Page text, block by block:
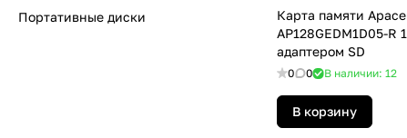
Карта памяти
AP128GEDM1D05-R
адаптером SD
0 0 В наличии: 12
В корзину
Портативные диски